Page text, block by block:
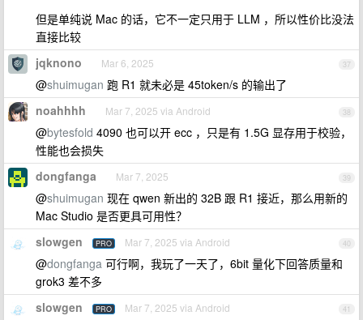
但是单纯说 Mac 的话，它不一定只用于 LLM ，所以性价比没法
直接比较
37
jqknono Mar 6, 2025
@shuimugan 跑 R1 就未必是 45token/s 的输出了
38
noahhhh Mar 7, 2025 via Android
@bytesfold 4090 也可以开 ecc ，只是有 1.5G 显存用于校验，
性能也会损失
39
dongfanga Mar 7, 2025
@shuimugan 现在 qwen 新出的 32B 跟 R1 接近，那么用新的
Mac Studio 是否更具可用性？
40
slowgen PRO Mar 7, 2025 via Android
@dongfanga 可行啊，我玩了一天了，6bit 量化下回答质量和
grok3 差不多
41
slowgen PRO Mar 7, 2025 via Android